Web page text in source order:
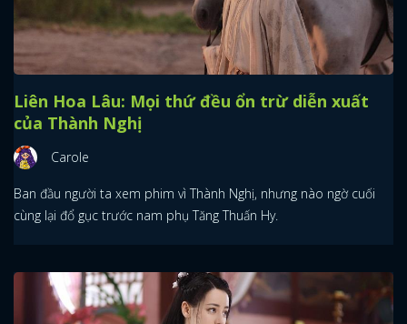
Liên Hoa Lâu: Mọi thứ đều ổn trừ diễn xuất
của Thành Nghị
Carole
Ban đầu người ta xem phim vì Thành Nghị, nhưng nào ngờ cuối
cùng lại đổ gục trước nam phụ Tăng Thuấn Hy.